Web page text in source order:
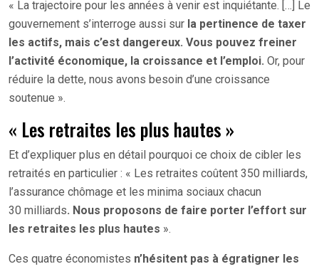
« La trajectoire pour les années à venir est inquiétante. […] Le
gouvernement s’interroge aussi sur la pertinence de taxer
les actifs, mais c’est dangereux. Vous pouvez freiner
l’activité économique, la croissance et l’emploi. Or, pour
réduire la dette, nous avons besoin d’une croissance
soutenue ».
« Les retraites les plus hautes »
Et d’expliquer plus en détail pourquoi ce choix de cibler les
retraités en particulier : « Les retraites coûtent 350 milliards,
l’assurance chômage et les minima sociaux chacun
30 milliards. Nous proposons de faire porter l’effort sur
les retraites les plus hautes ».
Ces quatre économistes n’hésitent pas à égratigner les